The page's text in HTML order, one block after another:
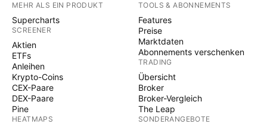
MEHR ALS EIN PRODUKT
Supercharts
SCREENER
Aktien
ETFs
Anleihen
Krypto-Coins
CEX-Paare
DEX-Paare
Pine
HEATMAPS
TOOLS & ABONNEMENTS
Features
Preise
Marktdaten
Abonnements verschenken
TRADING
Übersicht
Broker
Broker-Vergleich
The Leap
SONDERANGEBOTE